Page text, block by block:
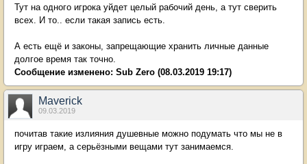
Тут на одного игрока уйдет целый рабочий день, а тут сверить
всех. И то.. если такая запись есть.
А есть ещё и законы, запрещающие хранить личные данные
долгое время так точно.
Сообщение изменено: Sub Zero (08.03.2019 19:17)
Maveriсk
09.03.2019
почитав такие излияния душевные можно подумать что мы не в
игру играем, а серьёзными вещами тут занимаемся.